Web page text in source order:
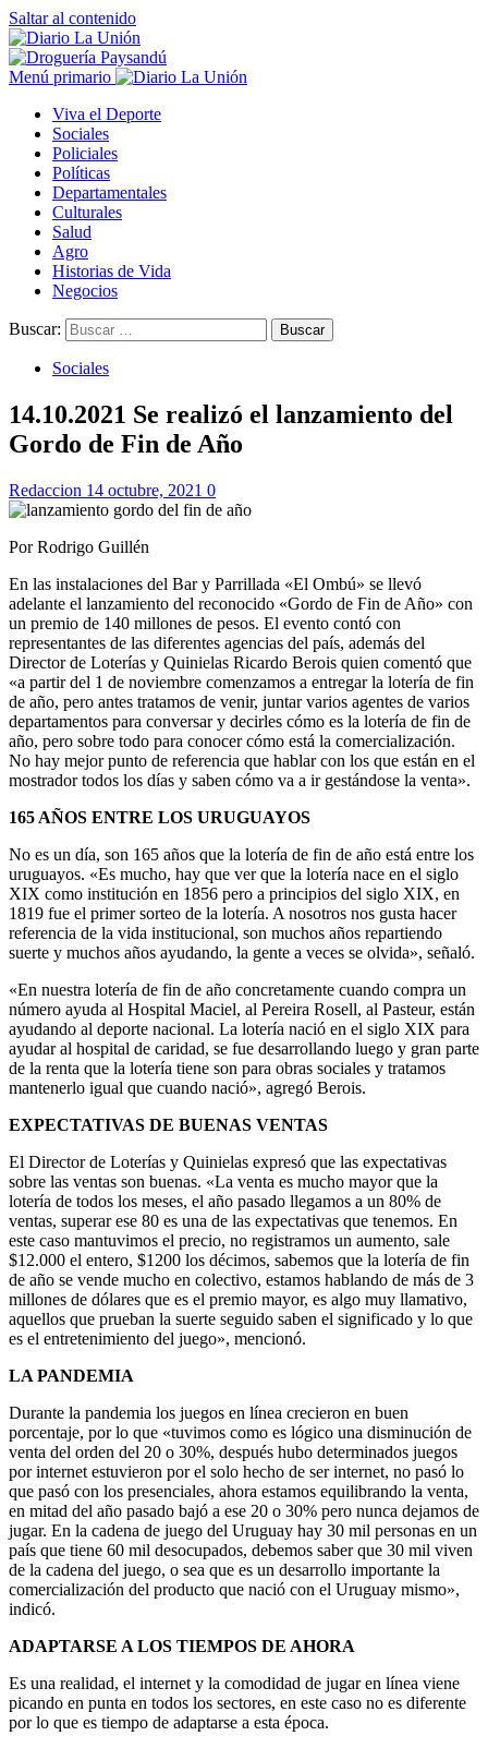
Saltar al contenido
Menú primario
Viva el Deporte
Sociales
Policiales
Políticas
Departamentales
Culturales
Salud
Agro
Historias de Vida
Negocios
Buscar:
Sociales
14.10.2021 Se realizó el lanzamiento del
Gordo de Fin de Año
Redaccion 14 octubre, 2021 0
Por Rodrigo Guillén
En las instalaciones del Bar y Parrillada «El Ombú» se llevó
adelante el lanzamiento del reconocido «Gordo de Fin de Año» con
un premio de 140 millones de pesos. El evento contó con
representantes de las diferentes agencias del país, además del
Director de Loterías y Quinielas Ricardo Berois quien comentó que
«a partir del 1 de noviembre comenzamos a entregar la lotería de fin
de año, pero antes tratamos de venir, juntar varios agentes de varios
departamentos para conversar y decirles cómo es la lotería de fin de
año, pero sobre todo para conocer cómo está la comercialización.
No hay mejor punto de referencia que hablar con los que están en el
mostrador todos los días y saben cómo va a ir gestándose la venta».
165 AÑOS ENTRE LOS URUGUAYOS
No es un día, son 165 años que la lotería de fin de año está entre los
uruguayos. «Es mucho, hay que ver que la lotería nace en el siglo
XIX como institución en 1856 pero a principios del siglo XIX, en
1819 fue el primer sorteo de la lotería. A nosotros nos gusta hacer
referencia de la vida institucional, son muchos años repartiendo
suerte y muchos años ayudando, la gente a veces se olvida», señaló.
«En nuestra lotería de fin de año concretamente cuando compra un
número ayuda al Hospital Maciel, al Pereira Rosell, al Pasteur, están
ayudando al deporte nacional. La lotería nació en el siglo XIX para
ayudar al hospital de caridad, se fue desarrollando luego y gran parte
de la renta que la lotería tiene son para obras sociales y tratamos
mantenerlo igual que cuando nació», agregó Berois.
EXPECTATIVAS DE BUENAS VENTAS
El Director de Loterías y Quinielas expresó que las expectativas
sobre las ventas son buenas. «La venta es mucho mayor que la
lotería de todos los meses, el año pasado llegamos a un 80% de
ventas, superar ese 80 es una de las expectativas que tenemos. En
este caso mantuvimos el precio, no registramos un aumento, sale
$12.000 el entero, $1200 los décimos, sabemos que la lotería de fin
de año se vende mucho en colectivo, estamos hablando de más de 3
millones de dólares que es el premio mayor, es algo muy llamativo,
aquellos que prueban la suerte seguido saben el significado y lo que
es el entretenimiento del juego», mencionó.
LA PANDEMIA
Durante la pandemia los juegos en línea crecieron en buen
porcentaje, por lo que «tuvimos como es lógico una disminución de
venta del orden del 20 o 30%, después hubo determinados juegos
por internet estuvieron por el solo hecho de ser internet, no pasó lo
que pasó con los presenciales, ahora estamos equilibrando la venta,
en mitad del año pasado bajó a ese 20 o 30% pero nunca dejamos de
jugar. En la cadena de juego del Uruguay hay 30 mil personas en un
país que tiene 60 mil desocupados, debemos saber que 30 mil viven
de la cadena del juego, o sea que es un desarrollo importante la
comercialización del producto que nació con el Uruguay mismo»,
indicó.
ADAPTARSE A LOS TIEMPOS DE AHORA
Es una realidad, el internet y la comodidad de jugar en línea viene
picando en punta en todos los sectores, en este caso no es diferente
por lo que es tiempo de adaptarse a esta época.